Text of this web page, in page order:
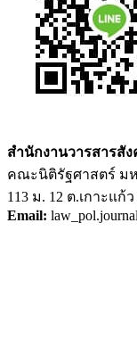
สำนักงานวารสารสั
คณะนิติรัฐศาสตร์ ม
113 ม. 12 ต.เกาะแก้
Email: